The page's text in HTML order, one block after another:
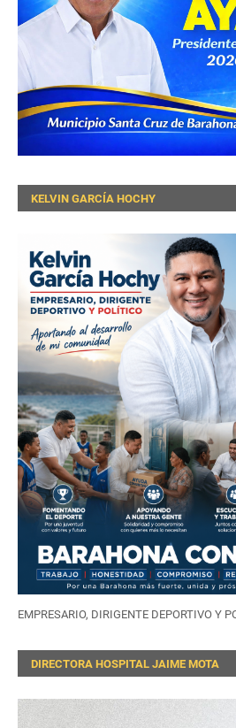
KELVIN GARCÍA HOCHY
EMPRESARIO, DIRIGENTE DEPORTIVO Y
DIRECTORA HOSPITAL JAIME MOTA